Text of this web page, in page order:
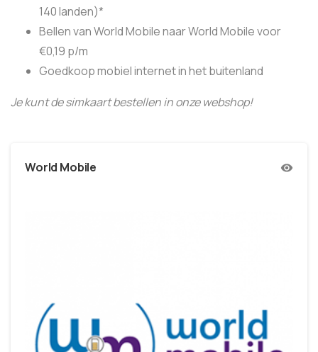
140 landen)*
Bellen van World Mobile naar World Mobile voor
€0,19 p/m
Goedkoop mobiel internet in het buitenland
Je kunt de simkaart bestellen in onze webshop!
World Mobile